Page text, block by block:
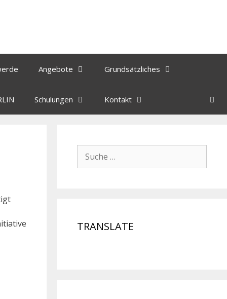
Angebote Grundsätzliches
Schulungen Kontakt
TRANSLATE